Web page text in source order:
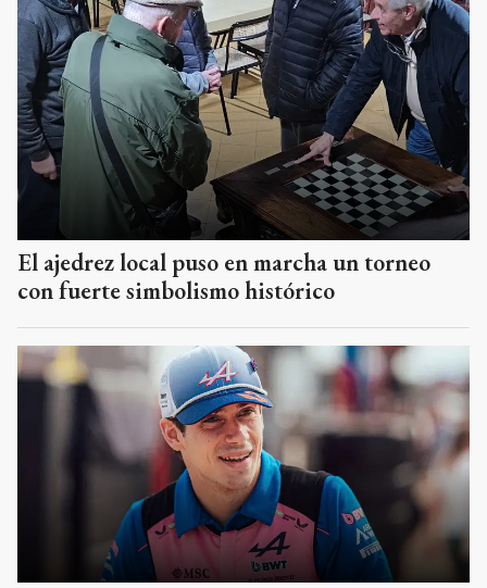
El ajedrez local puso en marcha un torneo
con fuerte simbolismo histórico